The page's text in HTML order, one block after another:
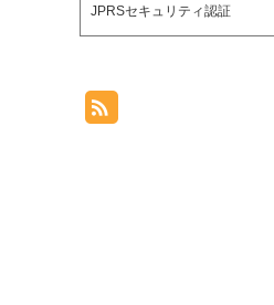
JPRSセキュリティ認証